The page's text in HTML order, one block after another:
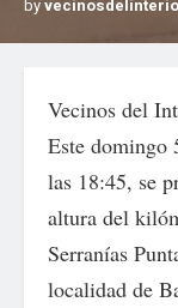
by
Vecinos del
Este domingo
las 18:45, se
altura del
Serranías
localidad de